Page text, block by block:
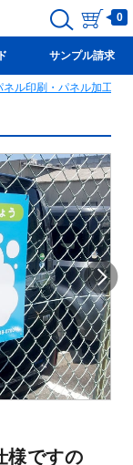
0
サンプル請求
ネル印刷・パネル加工セ
様ですの